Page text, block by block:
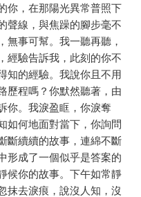
你，在那陽光異常普照下
聲線，與焦躁的腳步毫不
無事可幫。我一聽再聽，
經驗告訴我，此刻的你不
知的經驗。我說你且不用
歷程嗎？你默然聽著，由
你。我淚盈眶，你淚奪
如何地面對當下，你詢問
斷續續的故事，連綿不斷
形成了一個似乎是答案的
候你的故事。下午如常靜
抹去淚痕，說沒人知，沒